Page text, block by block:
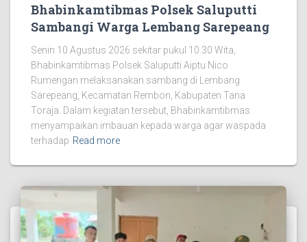
Bhabinkamtibmas Polsek Saluputti
Sambangi Warga Lembang Sarepeang
Senin 10 Agustus 2026 sekitar pukul 10.30 Wita,
Bhabinkamtibmas Polsek Saluputti Aiptu Nico
Rumengan melaksanakan sambang di Lembang
Sarepeang, Kecamatan Rembon, Kabupaten Tana
Toraja. Dalam kegiatan tersebut, Bhabinkamtibmas
menyampaikan imbauan kepada warga agar waspada
terhadap Read more